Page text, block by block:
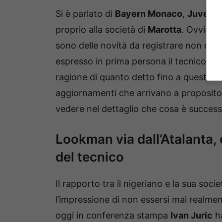
Si è parlato di Bayern Monaco,
proprio alla società di Marotta.
sono delle novità da registrare non di
espresso in prima persona il tecnico
ragione di quanto detto fino a questo
aggiornamenti che arrivano a
vedere nel dettaglio che cosa è
Lookman via
del tecnico
Il rapporto tra il nigeriano e la sua
l’impressione di non essersi mai
oggi in conferenza stampa Ivan Juric